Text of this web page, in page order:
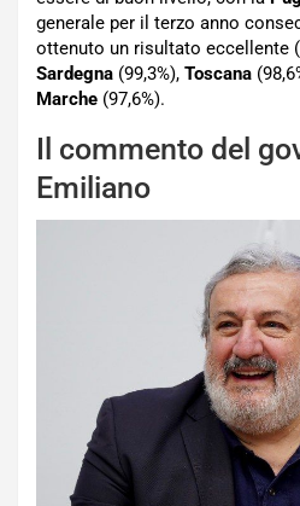
generale per il terzo anno
ottenuto un risultato eccellente
Sardegna (99,3%), Toscana
Marche (97,6%).
Il commento del
Emiliano